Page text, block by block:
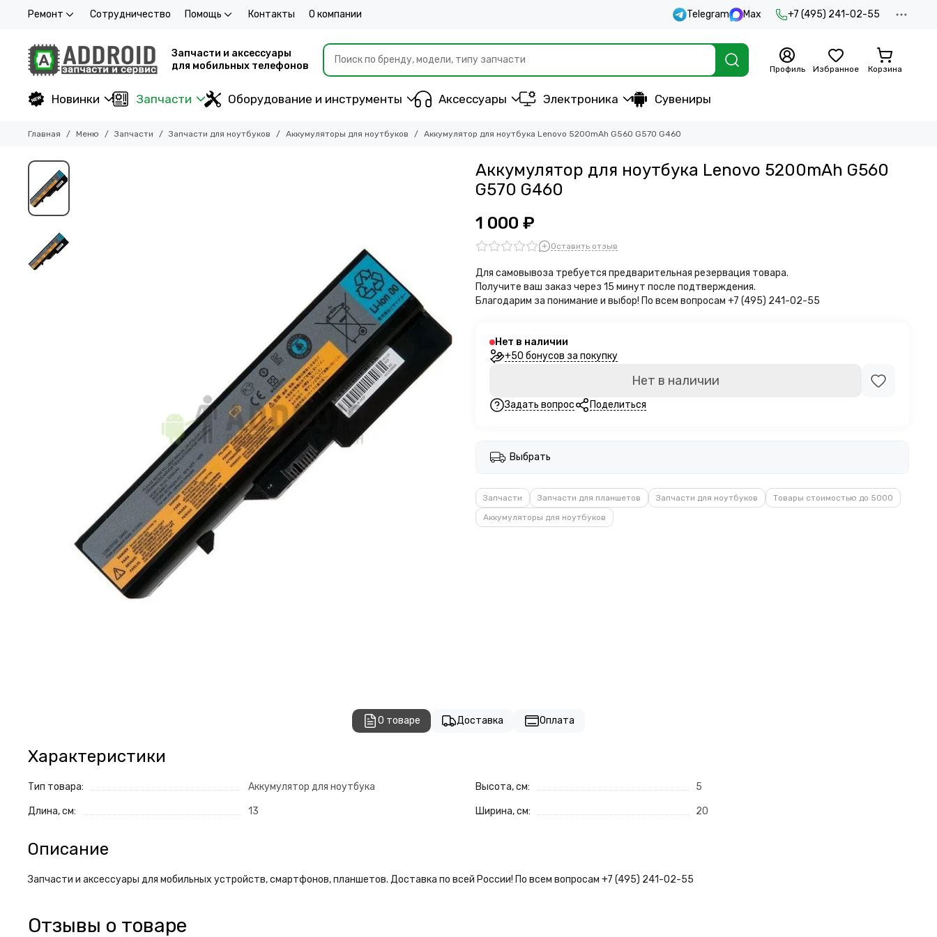
Ремонт Сотрудничество Помощь Контакты О компании Telegram Max +7 (495) 241-02-55
Запчасти и аксессуары
для мобильных телефонов
Профиль Избранное Корзина
Новинки Запчасти Оборудование и инструменты Аксессуары Электроника Сувениры
Главная Меню Запчасти Запчасти для ноутбуков Аккумуляторы для ноутбуков Аккумулятор для ноутбука Lenovo 5200mAh G560 G570 G460
Аккумулятор для ноутбука Lenovo 5200mAh G560
G570 G460
1 000 ₽
Оставить отзыв
Для самовывоза требуется предварительная резервация товара.
Получите ваш заказ через 15 минут после подтверждения.
Благодарим за понимание и выбор! По всем вопросам +7 (495) 241-02-55
Нет в наличии
+50 бонусов за покупку
Нет в наличии
Задать вопрос Поделиться
Выбрать
Запчасти Запчасти для планшетов Запчасти для ноутбуков
Товары стоимостью до 5000
Аккумуляторы для ноутбуков
О товаре Доставка Оплата
Характеристики
Тип товара: Аккумулятор для ноутбука
Длина, см: 13
Высота, см: 5
Ширина, см: 20
Описание
Запчасти и аксессуары для мобильных устройств, смартфонов, планшетов. Доставка по всей России! По всем вопросам +7 (495) 241-02-55
Отзывы о товаре